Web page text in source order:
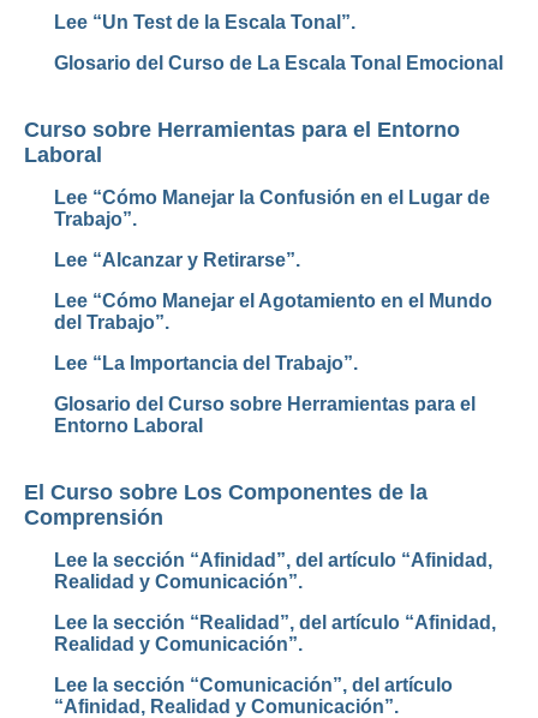
Lee “Un Test de la Escala Tonal”.
Glosario del Curso de La Escala Tonal Emocional
Curso sobre Herramientas para el Entorno
Laboral
Lee “Cómo Manejar la Confusión en el Lugar de
Trabajo”.
Lee “Alcanzar y Retirarse”.
Lee “Cómo Manejar el Agotamiento en el Mundo
del Trabajo”.
Lee “La Importancia del Trabajo”.
Glosario del Curso sobre Herramientas para el
Entorno Laboral
El Curso sobre Los Componentes de la
Comprensión
Lee la sección “Afinidad”, del artículo “Afinidad,
Realidad y Comunicación”.
Lee la sección “Realidad”, del artículo “Afinidad,
Realidad y Comunicación”.
Lee la sección “Comunicación”, del artículo
“Afinidad, Realidad y Comunicación”.